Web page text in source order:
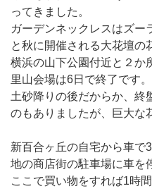
ってきました。
ガーデンネックレスはズー
と秋に開催される大花壇の
横浜の山下公園付近と２か
里山会場は6日で終了です。
土砂降りの後だからか、終
のもありましたが、巨大な
新百合ヶ丘の自宅から車で
地の商店街の駐車場に車を
ここで買い物をすれば1時